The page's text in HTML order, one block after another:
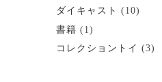
ダイキャスト (10)
書籍 (1)
コレクショントイ (3)